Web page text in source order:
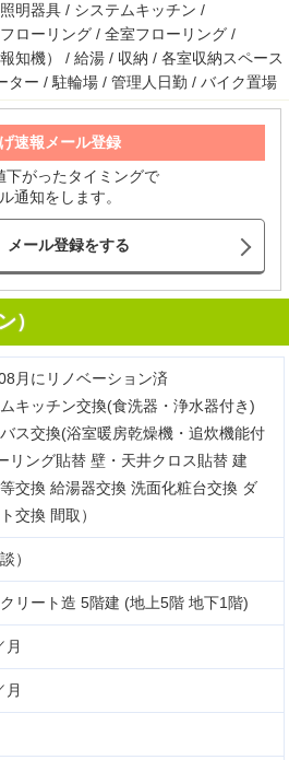
明器具 / システムキッチン /
ローリング / 全室フローリング /
知機） / 給湯 / 収納 / 各室収納スペース
ター / 駐輪場 / 管理人日勤 / バイク置場
速報メール登録
下がったタイミングで
通知をします。
メール登録をする
）
月にリノベーション済
ムキッチン交換(食洗器・浄水器付き)
ス交換(浴室暖房乾燥機・追炊機能付
リング貼替 壁・天井クロス貼替 建
交換 給湯器交換 洗面化粧台交換 ダ
交換 間取）
）
リート造 5階建 (地上5階 地下1階)
月
月